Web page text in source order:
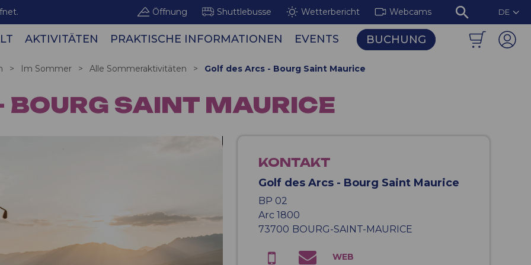
Öffnung Shuttlebusse Wetterbericht Webcams DE
AKTIVITÄTEN PRAKTISCHE INFORMATIONEN EVENTS BUCHUNG
> Im Sommer > Alle Sommeraktivitäten > Golf des Arcs - Bourg Saint Maurice
BOURG SAINT MAURICE
KONTAKT
Golf des Arcs - Bourg Saint Maurice
BP 02
Arc 1800
73700 BOURG-SAINT-MAURICE